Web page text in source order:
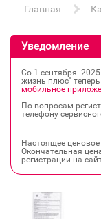
Главная
Уведомление
Со 1 сентября
жизнь плюс" теперь
мобильное
По вопросам
телефону
Настоящее
Окончательная
регистрации на